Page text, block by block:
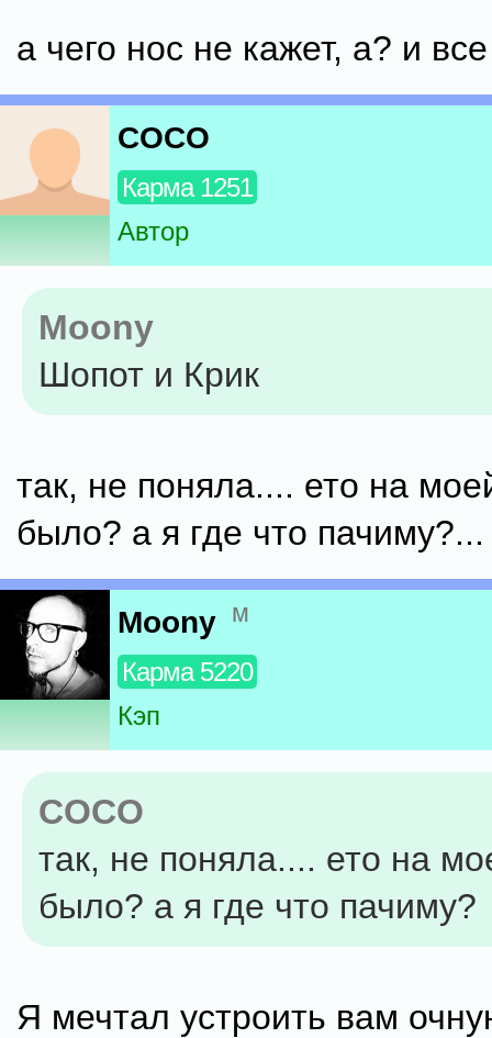
а чего нос не кажет, а? и
COCO
Карма 1251
Автор
Moony
Шопот и Крик
так, не поняла.... ето на
было? а я где что пачиму?...
Moony м
Карма 5220
Кэп
COCO
так, не поняла.... ето на
было? а я где что пачиму?
Я мечтал устроить вам